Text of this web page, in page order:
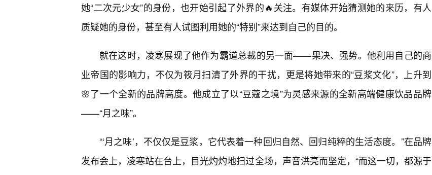
她“二次元少女”的身份，也开始引起了外界的🔥关注。有媒体开始猜测她的来历，有人
质疑她的身份，甚至有人试图利用她的“特别”来达到自己的目的。
就在这时，凌寒展现了他作为霸道总裁的另一面——果决、强势。他利用自己的商
业帝国的影响力，不仅为筱月扫清了外界的干扰，更是将她带来的“豆浆文化”，上升到
🌸了一个全新的品牌高度。他成立了以“豆蔻之境”为灵感来源的全新高端健康饮品品牌
——“月之味”。
“‘月之味’，不仅仅是豆浆，它代表着一种回归自然、回归纯粹的生活态度。”在品牌
发布会上，凌寒站在台上，目光灼灼地扫过全场，声音洪亮而坚定，“而这一切，都源于